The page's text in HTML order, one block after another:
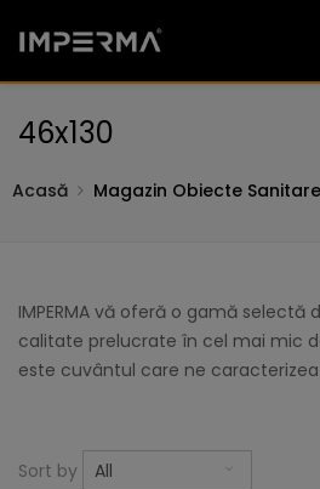
46x130
Acasă Magazin Obiecte
IMPERMA vă oferă o gamă selectă
calitate prelucrate în cel mai mic
este cuvântul care ne
Sort by All